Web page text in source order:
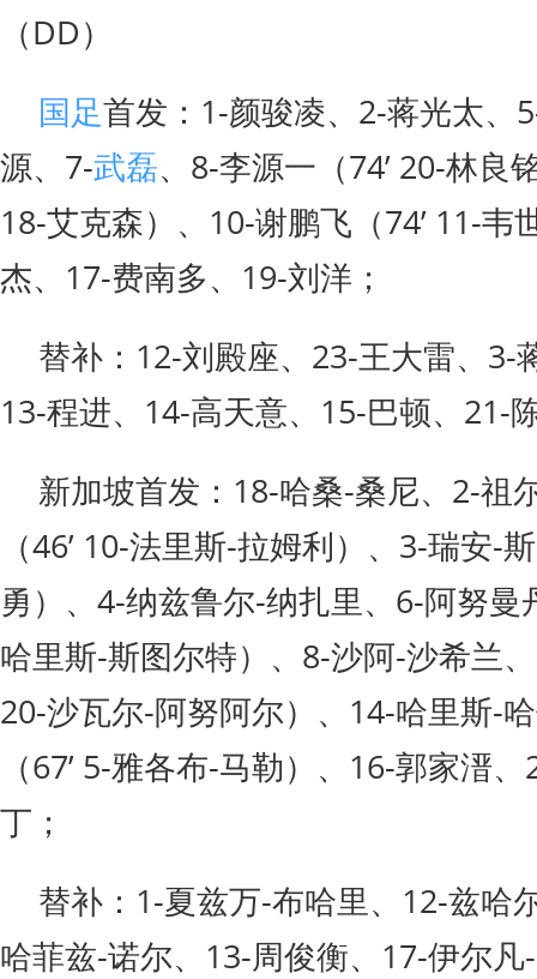
（DD）
国足首发：1-颜骏凌、2-蒋光太、
源、7-武磊、8-李源一（74’ 20-林良
18-艾克森）、10-谢鹏飞（74’ 11-韦
杰、17-费南多、19-刘洋；
替补：12-刘殿座、23-王大雷、3-
13-程进、14-高天意、15-巴顿、21-
新加坡首发：18-哈桑-桑尼、2-祖
（46’ 10-法里斯-拉姆利）、3-瑞安-
勇）、4-纳兹鲁尔-纳扎里、6-阿努曼
哈里斯-斯图尔特）、8-沙阿-沙希兰
20-沙瓦尔-阿努阿尔）、14-哈里斯-
（67’ 5-雅各布-马勒）、16-郭家溍
丁；
替补：1-夏兹万-布哈里、12-兹哈
哈菲兹-诺尔、13-周俊衡、17-伊尔